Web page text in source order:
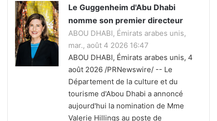
Le Guggenheim d'Abu Dhabi
nomme son premier directeur
ABOU DHABI, Émirats arabes unis,
mar., août 4 2026 16:47
ABOU DHABI, Émirats arabes unis, 4
août 2026 /PRNewswire/ -- Le
Département de la culture et du
tourisme d'Abou Dhabi a annoncé
aujourd'hui la nomination de Mme
Valerie Hillings au poste de